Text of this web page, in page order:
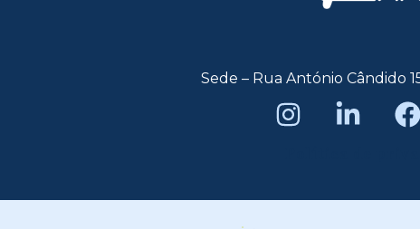
Sede – Rua António Cândido